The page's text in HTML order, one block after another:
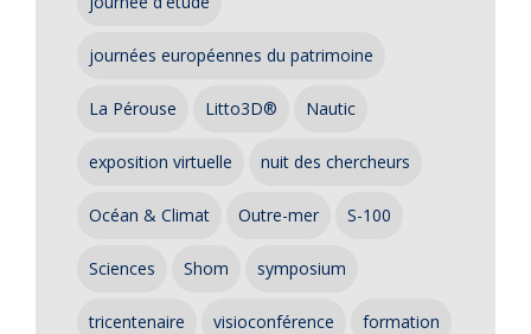
journées européennes du patrimoine
La Pérouse Litto3D® Nautic
exposition virtuelle nuit des chercheurs
Océan & Climat Outre-mer S-100
Sciences Shom symposium
tricentenaire visioconférence formation